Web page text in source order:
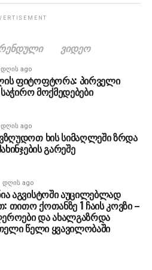
ᲕᲘᲓᲔᲝ
დღის ago
ფიტოფტორა: პირველი
საჭირო მოქმედებები
დღის ago
ხის სიმაღლეში ზრდა
გარეშე
დღის ago
აგვისტოში აუცილებლად
თითო ქოთანზე 1 ჩაის კოვზი –
და ახალგაზრდა
წელი ყვავილობაში